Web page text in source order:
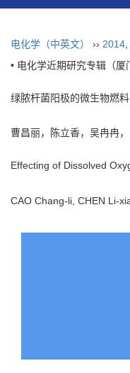
电化学（中英文） ›› 2014
• 电化学近期研究专辑（
绿脓杆菌阳极的微生物燃
曹昌丽，陈立香，吴冉冉
Effecting of Dissolved
CAO Chang-li, CHEN Li-